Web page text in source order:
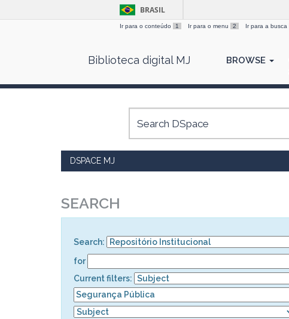
BRASIL
Ir para o conteúdo 1 Ir para o menu 2 Ir para a busca
Biblioteca digital MJ BROWSE
DSPACE MJ
SEARCH
Search:
for
Current filters: